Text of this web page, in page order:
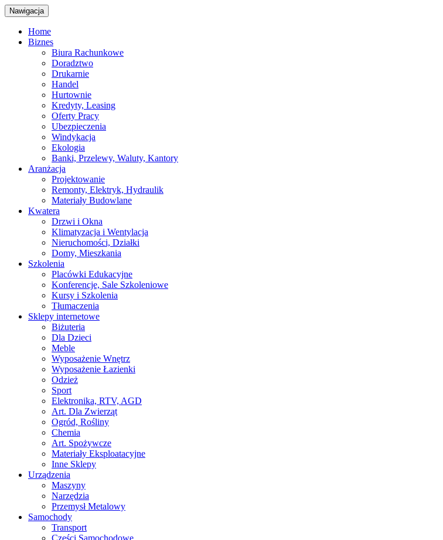
Nawigacja
Home
Biznes
Biura Rachunkowe
Doradztwo
Drukarnie
Handel
Hurtownie
Kredyty, Leasing
Oferty Pracy
Ubezpieczenia
Windykacja
Ekologia
Banki, Przelewy, Waluty, Kantory
Aranżacja
Projektowanie
Remonty, Elektryk, Hydraulik
Materiały Budowlane
Kwatera
Drzwi i Okna
Klimatyzacja i Wentylacja
Nieruchomości, Działki
Domy, Mieszkania
Szkolenia
Placówki Edukacyjne
Konferencje, Sale Szkoleniowe
Kursy i Szkolenia
Tłumaczenia
Sklepy internetowe
Biżuteria
Dla Dzieci
Meble
Wyposażenie Wnętrz
Wyposażenie Łazienki
Odzież
Sport
Elektronika, RTV, AGD
Art. Dla Zwierząt
Ogród, Rośliny
Chemia
Art. Spożywcze
Materiały Eksploatacyjne
Inne Sklepy
Urządzenia
Maszyny
Narzędzia
Przemysł Metalowy
Samochody
Transport
Części Samochodowe